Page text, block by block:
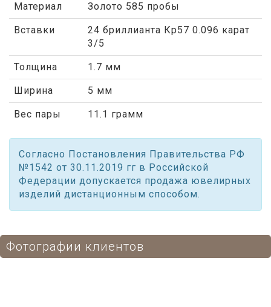
Материал Золото 585 пробы
Вставки
24 бриллианта Кр57 0.096 карат
3/5
Толщина 1.7 мм
Ширина 5 мм
Вес пары 11.1 грамм
Согласно Постановления Правительства РФ
№1542 от 30.11.2019 гг в Российской
Федерации допускается продажа ювелирных
изделий дистанционным способом.
Фотографии клиентов